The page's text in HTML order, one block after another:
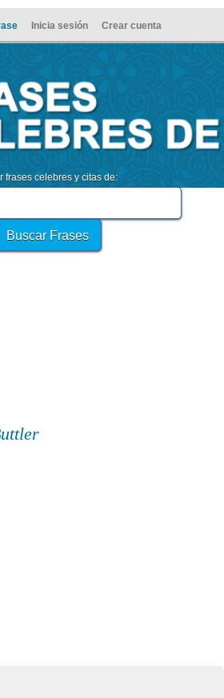
Inicia sesión Crear cuenta
frases celebres y citas de: